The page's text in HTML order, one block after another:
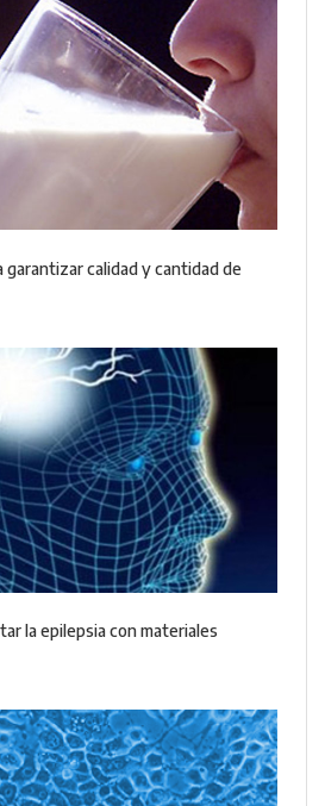
garantizar calidad y cantidad de
la epilepsia con materiales